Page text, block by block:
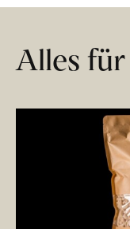
Alles für